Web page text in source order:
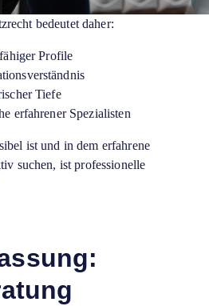
bedeutet daher:
Profile
Tiefe
erfahrener Spezialisten
ist und in dem erfahrene
suchen, ist professionelle